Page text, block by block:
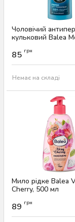
Чоловічий
кульковий Balea
Артикул:
85 грн
Немає на складі
Мило рідке Balea
Cherry, 500 мл
89 грн